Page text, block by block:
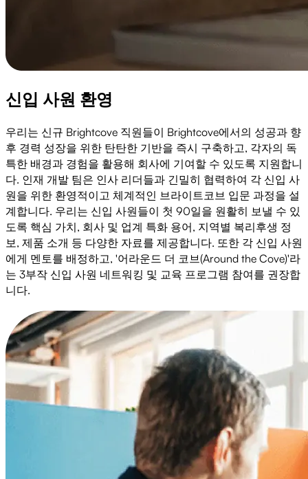
신입 사원 환영
우리는 신규 Brightcove 직원들이 Brightcove에서의 성공과 향
후 경력 성장을 위한 탄탄한 기반을 즉시 구축하고, 각자의 독
특한 배경과 경험을 활용해 회사에 기여할 수 있도록 지원합니
다. 인재 개발 팀은 인사 리더들과 긴밀히 협력하여 각 신입 사
원을 위한 환영적이고 체계적인 브라이트코브 입문 과정을 설
계합니다. 우리는 신입 사원들이 첫 90일을 원활히 보낼 수 있
도록 핵심 가치, 회사 및 업계 특화 용어, 지역별 복리후생 정
보, 제품 소개 등 다양한 자료를 제공합니다. 또한 각 신입 사원
에게 멘토를 배정하고, '어라운드 더 코브(Around the Cove)'라
는 3부작 신입 사원 네트워킹 및 교육 프로그램 참여를 권장합
니다.